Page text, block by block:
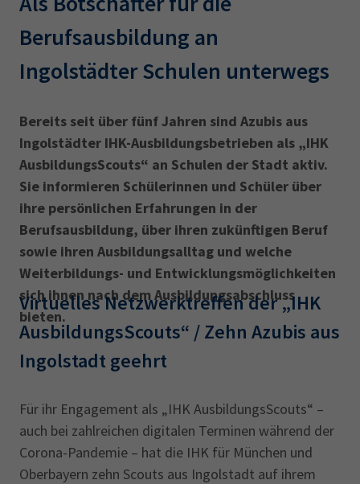
Leichte Sprache
IHK regional
Presse
EN
IHK Akademie
Magazin Log-in
AdA
34d
Prüfungstermine
Wirtschaftsfachwirt
34f
Negativerklärung
Sachkundeprüfung
Berichtsheft
AEVO
Berufsausbildung an
Ingolstädter Schulen unterwegs
Bereits seit über fünf Jahren sind Azubis aus
Ingolstädter IHK-Ausbildungsbetrieben als „IHK
AusbildungsScouts“ an Schulen der Stadt aktiv.
Sie informieren Schülerinnen und Schüler über
ihre persönlichen Erfahrungen in der
Berufsausbildung, über ihren zukünftigen Beruf
sowie ihren Ausbildungsalltag und welche
Weiterbildungs- und Entwicklungsmöglichkeiten
sich ihnen nach dem Ausbildungsabschluss
bieten.
Virtuelles Netzwerktreffen der „IHK
AusbildungsScouts“ / Zehn Azubis aus
Ingolstadt geehrt‎
Für ihr Engagement als „IHK AusbildungsScouts“ –
auch bei zahlreichen digitalen Terminen während der
Corona-Pandemie – hat die IHK für München und
Oberbayern zehn Scouts aus Ingolstadt auf ihrem